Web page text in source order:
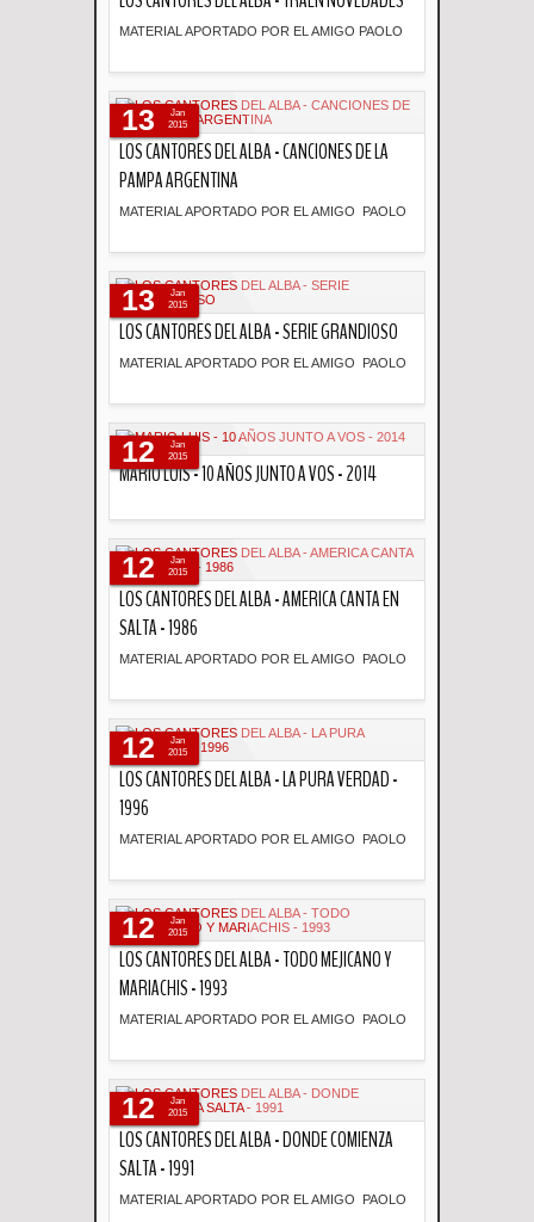
MATERIAL APORTADO POR EL AMIGO PAOLO
LOS CANTORES DEL ALBA - CANCIONES DE LA
PAMPA ARGENTINA
MATERIAL APORTADO POR EL AMIGO PAOLO
13
Jan
2015
LOS CANTORES DEL ALBA - SERIE GRANDIOSO
MATERIAL APORTADO POR EL AMIGO PAOLO
13
Jan
2015
MARIO LUIS - 10 AÑOS JUNTO A VOS - 2014
12
Jan
2015
LOS CANTORES DEL ALBA - AMERICA CANTA EN
SALTA - 1986
MATERIAL APORTADO POR EL AMIGO PAOLO
12
Jan
2015
LOS CANTORES DEL ALBA - LA PURA VERDAD -
1996
MATERIAL APORTADO POR EL AMIGO PAOLO
12
Jan
2015
LOS CANTORES DEL ALBA - TODO MEJICANO Y
MARIACHIS - 1993
MATERIAL APORTADO POR EL AMIGO PAOLO
12
Jan
2015
LOS CANTORES DEL ALBA - DONDE COMIENZA
SALTA - 1991
MATERIAL APORTADO POR EL AMIGO PAOLO
12
Jan
2015